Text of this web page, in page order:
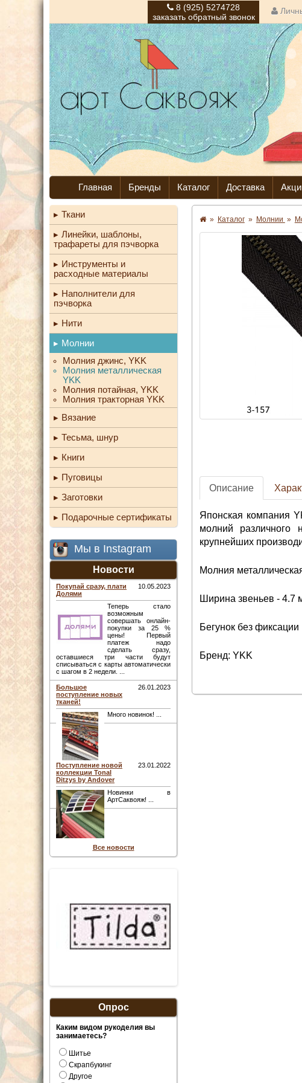
8 (925) 5274728
заказать обратный звонок
Главная Бренды Каталог Доставка
Ткани
Линейки, шаблоны,
трафареты для пэчворка
Инструменты и
расходные материалы
Наполнители для
пэчворка
Нити
Молнии
Молния джинс, YKK
Молния металлическая
YKK
Молния потайная, YKK
Молния тракторная YKK
Вязание
Тесьма, шнур
Книги
Пуговицы
Заготовки
Подарочные сертификаты
Мы в Instagram
Новости
Покупай сразу, плати
Долями
10.05.2023
Теперь стало
возможным
совершать онлайн-
покупки за 25 %
цены! Первый
платеж надо
сделать сразу,
оставшиеся три части будут
списываться с карты автоматически
с шагом в 2 недели. ...
Большое
поступление новых
тканей!
26.01.2023
Много новинок! ...
Поступление новой
коллекции Tonal
Ditzys by Andover
23.01.2022
Новинки в
АртСаквояж! ...
Все новости
Опрос
Каким видом рукоделия вы
занимаетесь?
Шитье
Скрапбукинг
Другое
» Каталог » Молнии »
Описание
Японская компания
молний различного
крупнейших
Молния
Ширина звеньев - 4.7
Бегунок без фиксации
Бренд: YKK